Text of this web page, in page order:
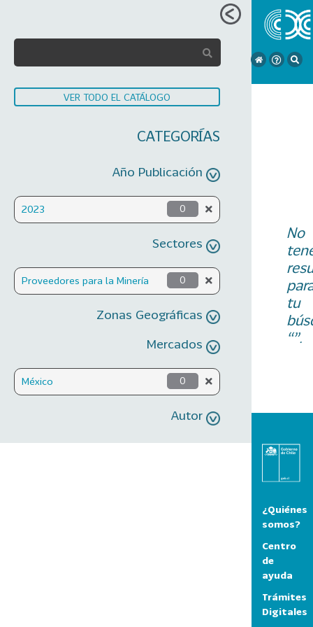
VER TODO EL CATÁLOGO
CATEGORÍAS
Año Publicación
2023 0
Sectores
Proveedores para la Minería 0
Zonas Geográficas
Mercados
México 0
Autor
No
tu
“”.
¿Quiénes
somos?
Centro
de
ayuda
Trámites
Digitales